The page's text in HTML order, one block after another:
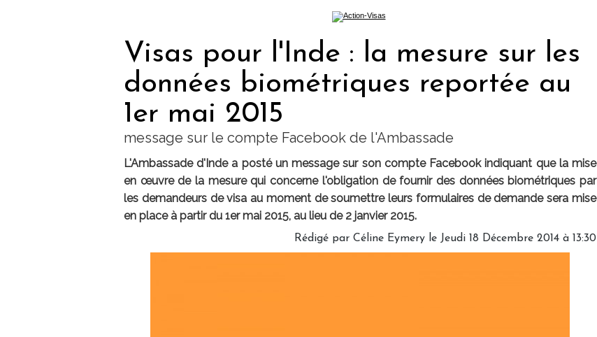
Visas pour l'Inde : la mesure sur les
données biométriques reportée au
1er mai 2015
message sur le compte Facebook de l'Ambassade
L'Ambassade d'Inde a posté un message sur son compte Facebook indiquant que la mise
en œuvre de la mesure qui concerne l'obligation de fournir des données biométriques par
les demandeurs de visa au moment de soumettre leurs formulaires de demande sera mise
en place à partir du 1er mai 2015, au lieu de 2 janvier 2015.
Rédigé par Céline Eymery le Jeudi 18 Décembre 2014 à 13:30